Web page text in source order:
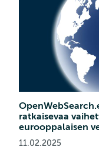
ratkaisevaa
eurooppalaisen
11.02.2025